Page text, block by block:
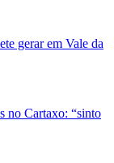
gerar em Vale da
no Cartaxo: “sinto